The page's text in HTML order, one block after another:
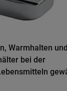
Warmhalten und
bei der